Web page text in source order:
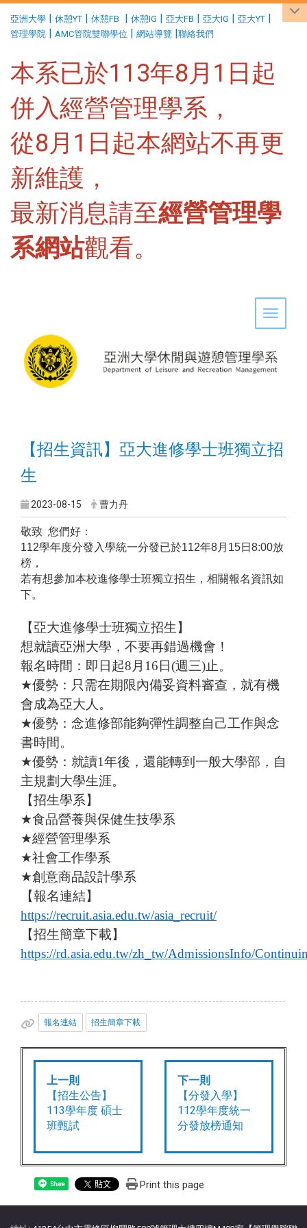
亞洲大學 | 休憩YT | 休憩FB | 休憩IG | 亞大FB | 亞大IG | 亞大YT |
管理學院 | AMC管院雙聯學位 | 網站導覽 |聯絡我們
本系已於113年8月1日起
併入經營管理學系，
從8月1日起本網站不再更
新維護，
最新消息請至經營管理學
系網站觀看。
Toggle
【招生資訊】 亞大進修學士班獨立招
生
2023-08-15 曹力丹
敬致 您們好：
112學年度分發入學統一分發已於112年8月15日8:00放
榜，
若有想參加本校進修學士班獨立招生，相關報名資訊如
下。
【亞大進修學士班獨立招生】
想就讀亞洲大學，不要再錯過機會！
報名時間：即日起8 月 16 日(週三)止。
★優勢：只需在期限內備妥資料審查，就有機
會成為亞大人。
★優勢：念進修部能夠彈性調整自己工作與念
書時間。
★優勢：就讀1年後，還能轉到一般大學部，自
主規劃大學生涯。
【招生學系】
★食品營養與保健生技學系
★經營管理學系
★社會工作學系
★創意商品設計學系
【報名連結】
https://recruit.asia.edu.tw/asia_recruit/
【招生簡章下載】
https://rd.asia.edu.tw/zh_tw/AdmissionsInfo/
報名連結 招生簡章下載
上一則
【招生公告】
113學年度 碩士
班甄試
下一則
【分發入學】
112學年度統一
分發放榜通知
Share Print this page